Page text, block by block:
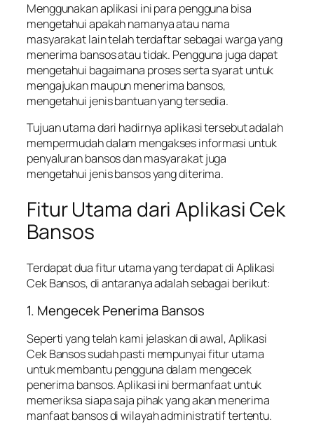
Menggunakan aplikasi ini para pengguna bisa
mengetahui apakah namanya atau nama
masyarakat lain telah terdaftar sebagai warga yang
menerima bansos atau tidak. Pengguna juga dapat
mengetahui bagaimana proses serta syarat untuk
mengajukan maupun menerima bansos,
mengetahui jenis bantuan yang tersedia.
Tujuan utama dari hadirnya aplikasi tersebut adalah
mempermudah dalam mengakses informasi untuk
penyaluran bansos dan masyarakat juga
mengetahui jenis bansos yang diterima.
Fitur Utama dari Aplikasi Cek
Bansos
Terdapat dua fitur utama yang terdapat di Aplikasi
Cek Bansos, di antaranya adalah sebagai berikut:
1. Mengecek Penerima Bansos
Seperti yang telah kami jelaskan di awal, Aplikasi
Cek Bansos sudah pasti mempunyai fitur utama
untuk membantu pengguna dalam mengecek
penerima bansos. Aplikasi ini bermanfaat untuk
memeriksa siapa saja pihak yang akan menerima
manfaat bansos di wilayah administratif tertentu.